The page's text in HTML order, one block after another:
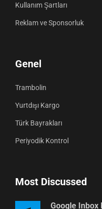
Kullanım Şartları
Reklam ve Sponsorluk
Genel
Trambolin
Yurtdışı Kargo
Türk Bayrakları
Periyodik Kontrol
Most Discussed
Google Inbox